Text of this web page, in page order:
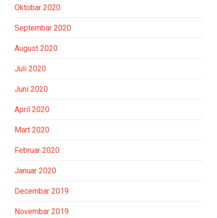
Oktobar 2020
Septembar 2020
August 2020
Juli 2020
Juni 2020
April 2020
Mart 2020
Februar 2020
Januar 2020
Decembar 2019
Novembar 2019